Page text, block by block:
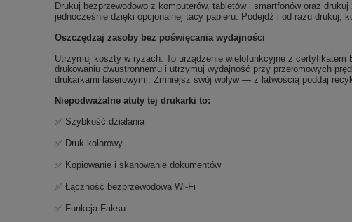
Drukuj bezprzewodowo z komputerów, tabletów i smartfonów oraz
jednocześnie dzięki opcjonalnej tacy papieru. Podejdź i od razu drukuj,
Oszczędzaj zasoby bez poświęcania wydajności
Utrzymuj koszty w ryzach. To urządzenie wielofunkcyjne z
drukowaniu dwustronnemu i utrzymuj wydajność przy przełomowych
drukarkami laserowymi. Zmniejsz swój wpływ — z łatwością poddaj
Niepodważalne atuty tej drukarki to:
✅ Szybkość działania
✅ Druk kolorowy
✅ Kopiowanie i skanowanie dokumentów
✅ Łączność bezprzewodowa Wi-Fi
✅ Funkcja Faksu